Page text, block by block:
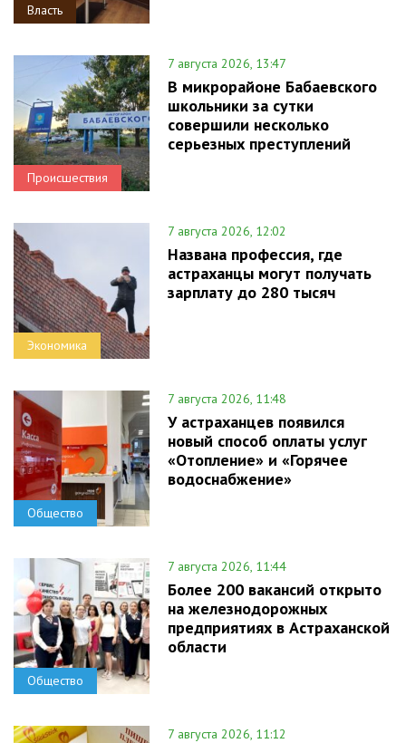
Власть
Происшествия
7 августа 2026, 13:47
В микрорайоне Бабаевского
школьники за сутки
совершили несколько
серьезных преступлений
Экономика
7 августа 2026, 12:02
Названа профессия, где
астраханцы могут получать
зарплату до 280 тысяч
Общество
7 августа 2026, 11:48
У астраханцев появился
новый способ оплаты услуг
«Отопление» и «Горячее
водоснабжение»
Общество
7 августа 2026, 11:44
Более 200 вакансий открыто
на железнодорожных
предприятиях в Астраханской
области
7 августа 2026, 11:12